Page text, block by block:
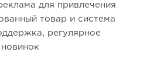
для привлечения
товар и система
регулярное